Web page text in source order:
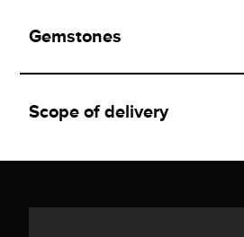
Gemstones
Scope of delivery